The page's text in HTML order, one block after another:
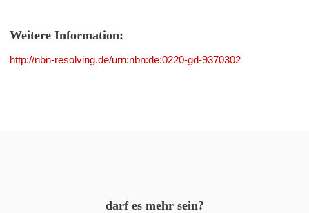
Weitere Information:
http://nbn-resolving.de/urn:nbn:de:0220-gd-9370302
darf es mehr sein?